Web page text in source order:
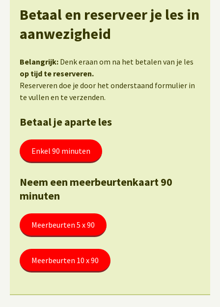
Betaal en reserveer je les in
aanwezigheid
Belangrijk: Denk eraan om na het betalen van je les
op tijd te reserveren.
Reserveren doe je door het onderstaand formulier in
te vullen en te verzenden.
Betaal je aparte les
Enkel 90 minuten
Neem een meerbeurtenkaart 90
minuten
Meerbeurten 5 x 90
Meerbeurten 10 x 90